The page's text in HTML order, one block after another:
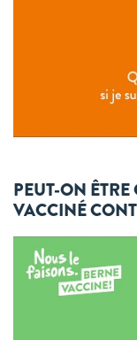
PEUT-ON
VACCINÉ